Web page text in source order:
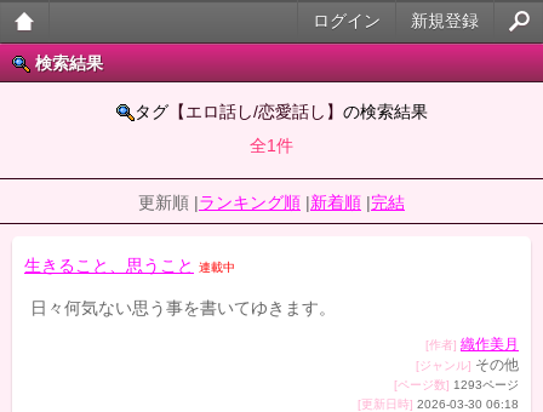
大人
新規登録
ログイン
検索結果
タグ【エロ話し/恋愛話し】 の検索結果
全1件
更新順 |ランキング順 |新着順 |完結
生きること、思うこと 連載中
日々何気ない思う事を書いてゆきます。
[作者] 織作美月
[ジャンル] その他
[ページ数] 1293ページ
[更新日時] 2026-03-30 06:18